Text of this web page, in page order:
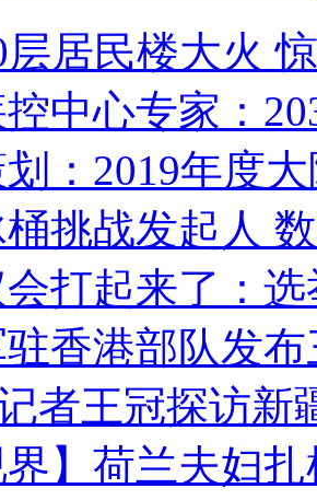
层居民楼大火
中心专家：
：2019年度
挑战发起人
打起来了：
香港部队发
者王冠探访新
界】荷兰夫妇